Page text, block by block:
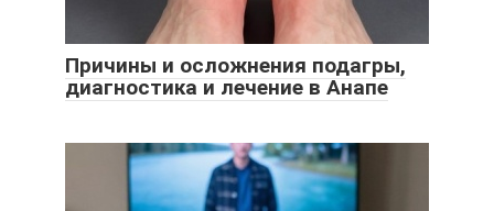
Причины и осложнения подагры,
диагностика и лечение в Анапе